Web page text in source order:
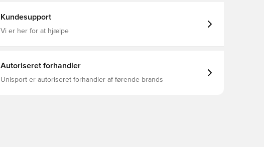
Kundesupport
Vi er her for at hjælpe
Autoriseret forhandler
Unisport er autoriseret forhandler af førende brands